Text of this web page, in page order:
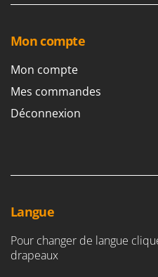
Treuils de débardage
V
Vêtements de Sécurité
Vibroculteurs à tracteur
Lotusgrill
M
M.A.I.BO.
Macom
Macte Ovens
Marcato
Master
Mastercook
Masterpro
Mon compte
Mon compte
Mes commandes
Déconnexion
Langue
Pour changer de langue
drapeaux